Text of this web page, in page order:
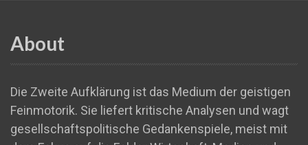
About
Die Zweite Aufklärung ist das Medium der geistigen
Feinmotorik. Sie liefert kritische Analysen und wagt
gesellschaftspolitische Gedankenspiele, meist mit